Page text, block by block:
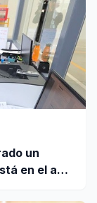
un
en el año